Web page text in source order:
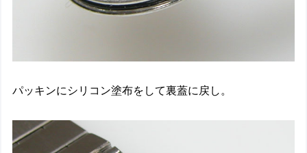
パッキンにシリコン塗布をして裏蓋に戻し。